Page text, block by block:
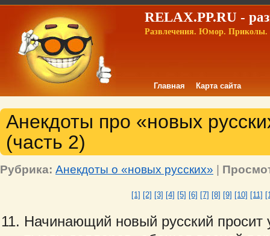
RELAX.PP.RU -
Развлечения. Юмор. Приколы.
Главная Карта сайта
Анекдоты про «новых
(часть 2)
Рубрика: Анекдоты о «новых русских» |
[1] [2] [3] [4] [5] [6] [7] [8] [9] [10] [11]
Начинающий новый русский просит